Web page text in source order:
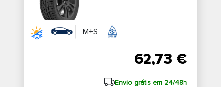
M+S
62,73 €
Envio grátis em 24/48h